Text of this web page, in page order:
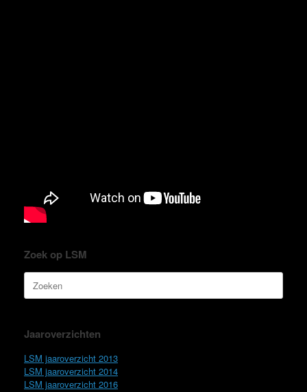
Zoek op LSM
Zoeken
naar:
Jaaroverzichten
LSM jaaroverzicht 2013
LSM jaaroverzicht 2014
LSM jaaroverzicht 2016